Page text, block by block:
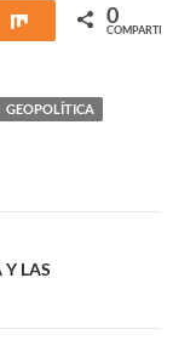
Compartir
0
COMPARTIR
GEOPOLÍTICA
Y LAS